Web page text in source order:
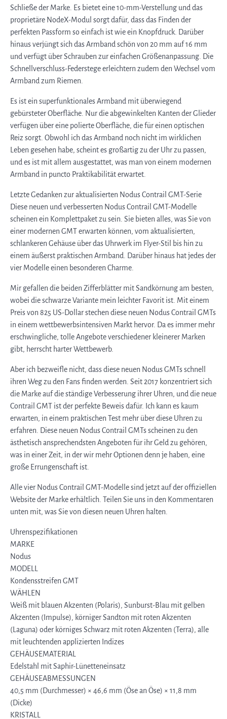
Schließe der Marke. Es bietet eine 10-mm-Verstellung und das
proprietäre NodeX-Modul sorgt dafür, dass das Finden der
perfekten Passform so einfach ist wie ein Knopfdruck. Darüber
hinaus verjüngt sich das Armband schön von 20 mm auf 16 mm
und verfügt über Schrauben zur einfachen Größenanpassung. Die
Schnellverschluss-Federstege erleichtern zudem den Wechsel vom
Armband zum Riemen.
Es ist ein superfunktionales Armband mit überwiegend
gebürsteter Oberfläche. Nur die abgewinkelten Kanten der Glieder
verfügen über eine polierte Oberfläche, die für einen optischen
Reiz sorgt. Obwohl ich das Armband noch nicht im wirklichen
Leben gesehen habe, scheint es großartig zu der Uhr zu passen,
und es ist mit allem ausgestattet, was man von einem modernen
Armband in puncto Praktikabilität erwartet.
Letzte Gedanken zur aktualisierten Nodus Contrail GMT-Serie
Diese neuen und verbesserten Nodus Contrail GMT-Modelle
scheinen ein Komplettpaket zu sein. Sie bieten alles, was Sie von
einer modernen GMT erwarten können, vom aktualisierten,
schlankeren Gehäuse über das Uhrwerk im Flyer-Stil bis hin zu
einem äußerst praktischen Armband. Darüber hinaus hat jedes der
vier Modelle einen besonderen Charme.
Mir gefallen die beiden Zifferblätter mit Sandkörnung am besten,
wobei die schwarze Variante mein leichter Favorit ist. Mit einem
Preis von 825 US-Dollar stechen diese neuen Nodus Contrail GMTs
in einem wettbewerbsintensiven Markt hervor. Da es immer mehr
erschwingliche, tolle Angebote verschiedener kleinerer Marken
gibt, herrscht harter Wettbewerb.
Aber ich bezweifle nicht, dass diese neuen Nodus GMTs schnell
ihren Weg zu den Fans finden werden. Seit 2017 konzentriert sich
die Marke auf die ständige Verbesserung ihrer Uhren, und die neue
Contrail GMT ist der perfekte Beweis dafür. Ich kann es kaum
erwarten, in einem praktischen Test mehr über diese Uhren zu
erfahren. Diese neuen Nodus Contrail GMTs scheinen zu den
ästhetisch ansprechendsten Angeboten für ihr Geld zu gehören,
was in einer Zeit, in der wir mehr Optionen denn je haben, eine
große Errungenschaft ist.
Alle vier Nodus Contrail GMT-Modelle sind jetzt auf der offiziellen
Website der Marke erhältlich. Teilen Sie uns in den Kommentaren
unten mit, was Sie von diesen neuen Uhren halten.
Uhrenspezifikationen
MARKE
Nodus
MODELL
Kondensstreifen GMT
WÄHLEN
Weiß mit blauen Akzenten (Polaris), Sunburst-Blau mit gelben
Akzenten (Impulse), körniger Sandton mit roten Akzenten
(Laguna) oder körniges Schwarz mit roten Akzenten (Terra), alle
mit leuchtenden applizierten Indizes
GEHÄUSEMATERIAL
Edelstahl mit Saphir-Lünetteneinsatz
GEHÄUSEABMESSUNGEN
40,5 mm (Durchmesser) × 46,6 mm (Öse an Öse) × 11,8 mm
(Dicke)
KRISTALL